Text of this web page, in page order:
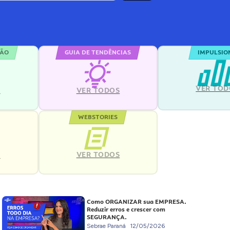
GUIA DE TENDÊNCIAS
VER TODOS VER
WEBSTORIES
VER TODOS
Como ORGANIZAR sua EMPRESA.
Reduzir erros e crescer com
SEGURANÇA.
Sebrae Paraná 12/05/2026